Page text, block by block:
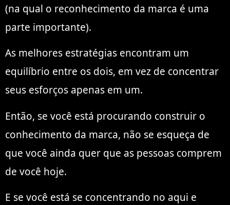
(na qual o reconhecimento da marca é uma
parte importante).
As melhores estratégias encontram um
equilíbrio entre os dois, em vez de concentrar
seus esforços apenas em um.
Então, se você está procurando construir o
conhecimento da marca, não se esqueça de
que você ainda quer que as pessoas comprem
de você hoje.
E se você está se concentrando no aqui e